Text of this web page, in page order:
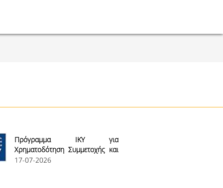
Πρόγραμμα ΙΚΥ για
Χρηματοδότηση Συμμετοχής και
την Επιβράβευση Διάκρισης
17-07-2026